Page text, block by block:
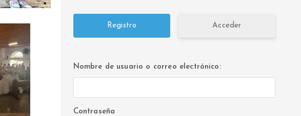
Acceder
Nombre de usuario o correo electrónico:
Contraseña